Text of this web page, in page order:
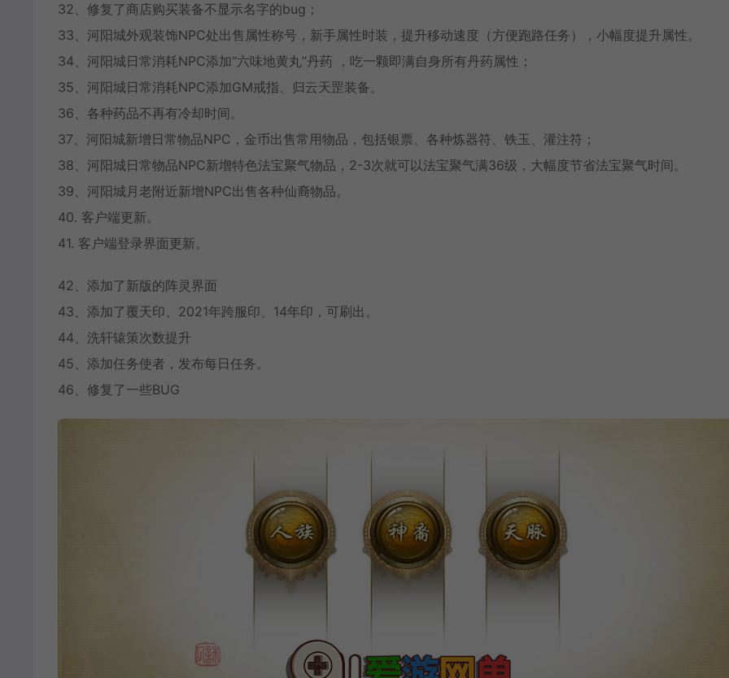
32、修复了商店购买装备不显示名字的bug；
33、河阳城外观装饰NPC处出售属性称号，新手属性时装，提升移动速度（方便跑路任务），小幅度提升属性。
34、河阳城日常消耗NPC添加“六味地黄丸”丹药 ，吃一颗即满自身所有丹药属性；
35、河阳城日常消耗NPC添加GM戒指、归云天罡装备。
36、各种药品不再有冷却时间。
37、河阳城新增日常物品NPC，金币出售常用物品，包括银票、各种炼器符、铁玉、灌注符；
38、河阳城日常物品NPC新增特色法宝聚气物品，2-3次就可以法宝聚气满36级，大幅度节省法宝聚气时间。
39、河阳城月老附近新增NPC出售各种仙裔物品。
40. 客户端更新。
41. 客户端登录界面更新。
42、添加了新版的阵灵界面
43、添加了覆天印、2021年跨服印、14年印，可刷出。
44、洗轩辕策次数提升
45、添加任务使者，发布每日任务。
46、修复了一些BUG